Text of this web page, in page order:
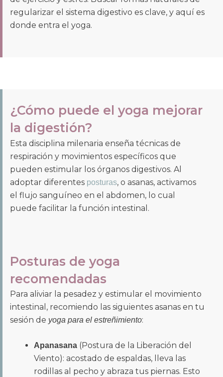
regularizar el sistema digestivo es clave, y aquí es
donde entra el yoga.
¿Cómo puede el yoga mejorar
la digestión?
Esta disciplina milenaria enseña técnicas de
respiración y movimientos específicos que
pueden estimular los órganos digestivos. Al
adoptar diferentes posturas, o asanas, activamos
el flujo sanguíneo en el abdomen, lo cual
puede facilitar la función intestinal.
Posturas de yoga
recomendadas
Para aliviar la pesadez y estimular el movimiento
intestinal, recomiendo las siguientes asanas en tu
sesión de yoga para el estreñimiento:
Apanasana (Postura de la Liberación del
Viento): acostado de espaldas, lleva las
rodillas al pecho y abraza tus piernas. Esto